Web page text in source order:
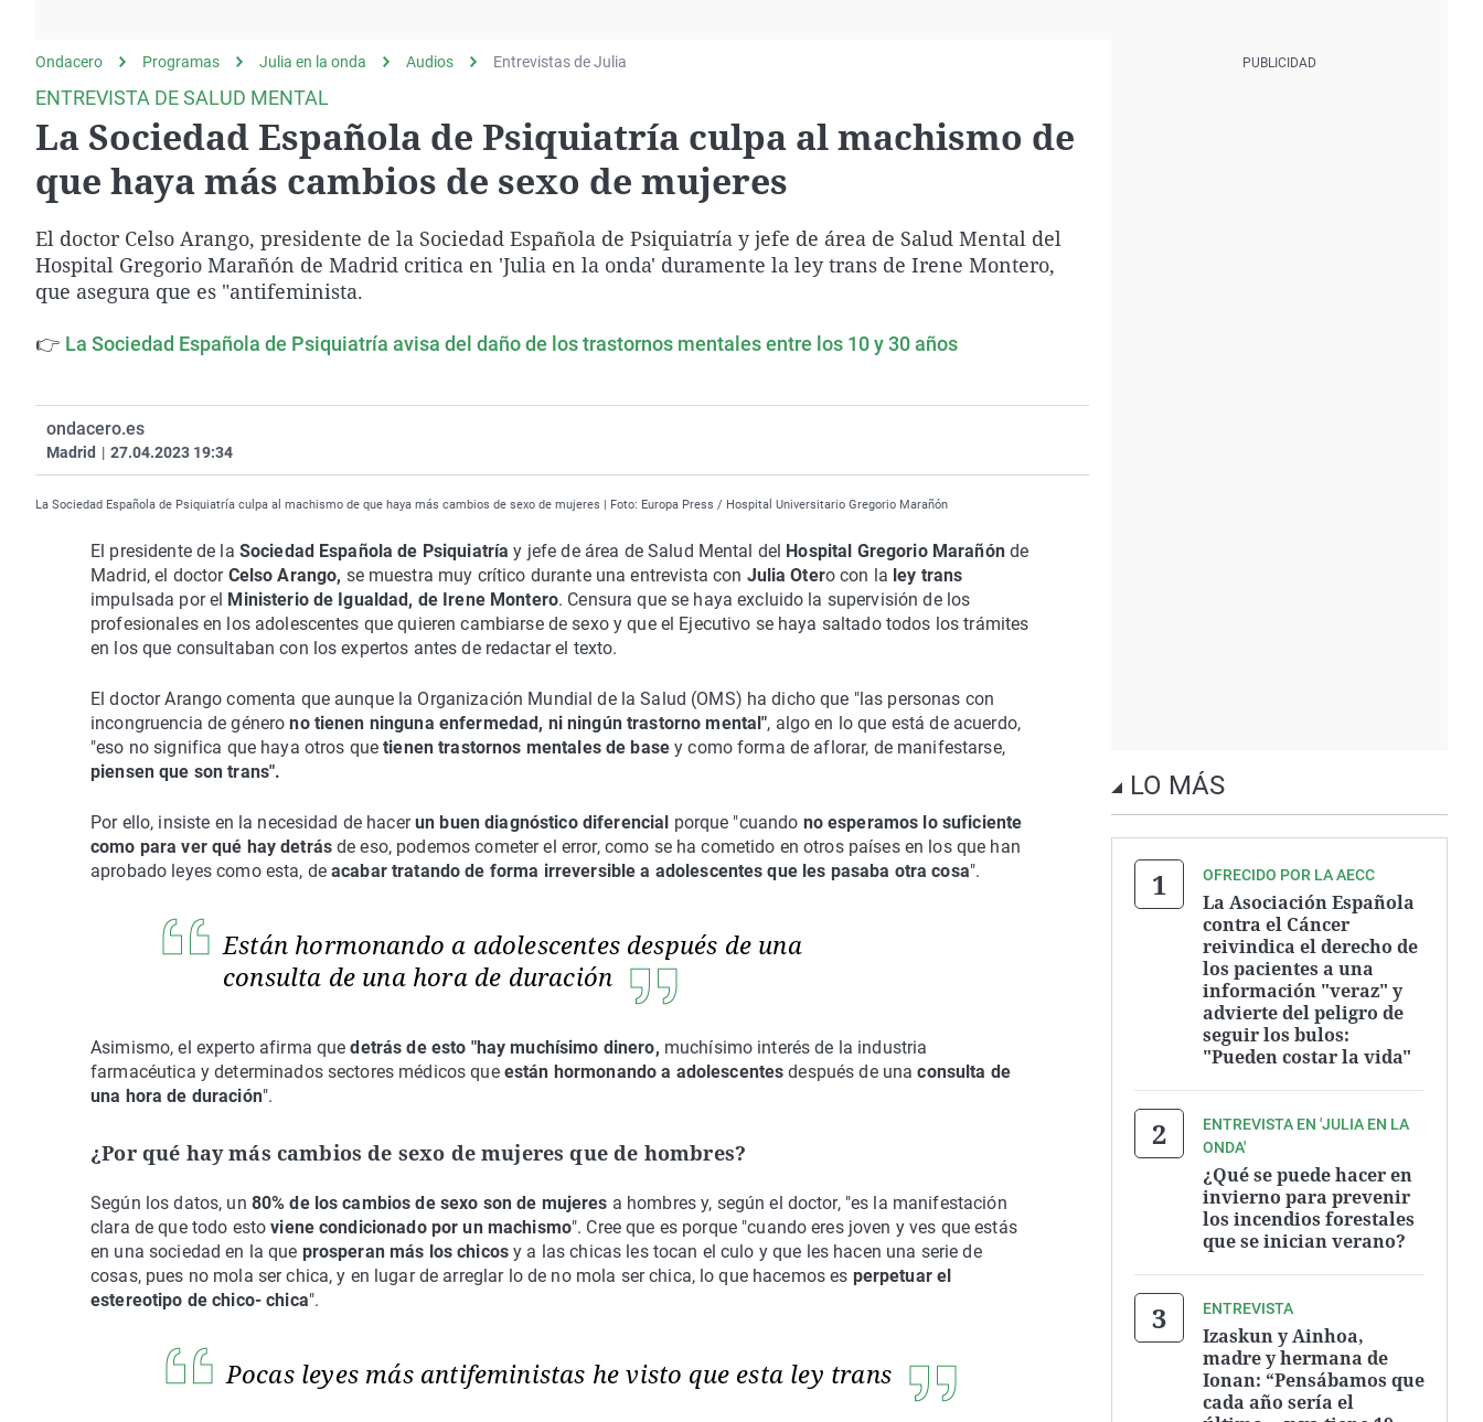
gato
Operación Viuda
Negra
Navarra
Ondacero Programas Julia en la onda Audios Entrevistas de Julia
ENTREVISTA DE SALUD MENTAL
La Sociedad Española de Psiquiatría culpa al machismo de
que haya más cambios de sexo de mujeres
El doctor Celso Arango, presidente de la Sociedad Española de Psiquiatría y jefe de área de Salud Mental del
Hospital Gregorio Marañón de Madrid critica en 'Julia en la onda' duramente la ley trans de Irene Montero,
que asegura que es "antifeminista.
👉 La Sociedad Española de Psiquiatría avisa del daño de los trastornos mentales entre los 10 y 30 años
ondacero.es
Madrid | 27.04.2023 19:34
La Sociedad Española de Psiquiatría culpa al machismo de que haya más cambios de sexo de mujeres | Foto: Europa Press / Hospital Universitario Gregorio Marañón
El presidente de la Sociedad Española de Psiquiatríay jefe de área de Salud Mental del Hospital Gregorio Marañón de
Madrid, el doctor Celso Arango, se muestra muy crítico durante una entrevista con Julia Otero con la ley trans
impulsada por el Ministerio de Igualdad, de Irene Montero. Censura que se haya excluido la supervisión de los
profesionales en los adolescentes que quieren cambiarse de sexo y que el Ejecutivo se haya saltado todos los trámites
en los que consultaban con los expertos antes de redactar el texto.
El doctor Arango comenta que aunque la Organización Mundial de la Salud (OMS) ha dicho que "las personas con
incongruencia de género no tienen ninguna enfermedad, ni ningún trastorno mental", algo en lo que está de acuerdo,
"eso no significa que haya otros quetienen trastornos mentales de basey como forma de aflorar, de manifestarse,
piensen que son trans".
Por ello, insiste en la necesidad de hacerun buen diagnóstico diferencial porque "cuando no esperamos lo suficiente
como para ver qué hay detrásde eso, podemos cometer el error, como se ha cometido en otros países en los que han
aprobado leyes como esta, deacabar tratando de forma irreversible a adolescentes que les pasaba otra cosa".
Están hormonando a adolescentes después de una
consulta de una hora de duración
Asimismo, el experto afirma quedetrás de esto "hay muchísimo dinero, muchísimo interés de la industria
farmacéutica y determinados sectores médicos que están hormonando a adolescentes después de unaconsulta de
una hora de duración".
¿Por qué hay más cambios de sexo de mujeres que de hombres?
Según los datos, un 80% de los cambios de sexo son de mujeres a hombres y, según el doctor, "es la manifestación
clara de que todo esto viene condicionado por un machismo". Cree que es porque "cuando eres joven y ves que estás
en una sociedad en la que prosperan más los chicos y a las chicas les tocan el culo y que les hacen una serie de
cosas, pues no mola ser chica, y en lugar de arreglar lo de no mola ser chica, lo que hacemos es perpetuar el
estereotipo de chico- chica".
Pocas leyes más antifeministas he visto que esta ley trans
LO MÁS
OFRECIDO POR LA AECC
La Asociación Española
contra el Cáncer
reivindica el derecho de
los pacientes a una
información "veraz" y
advierte del peligro de
seguir los bulos:
"Pueden costar la vida"
ENTREVISTA EN 'JULIA EN LA
ONDA'
¿Qué se puede hacer en
invierno para prevenir
los incendios forestales
que se inician verano?
ENTREVISTA
Izaskun y Ainhoa,
madre y hermana de
Ionan: “Pensábamos que
cada año sería el